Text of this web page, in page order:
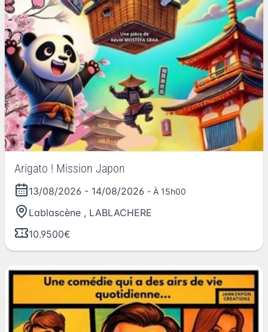
Arigato ! Mission Japon
13/08/2026 - 14/08/2026 - À 15h00
Lablascène , LABLACHERE
10.9500€